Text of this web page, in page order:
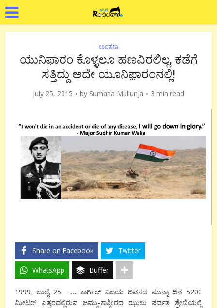
ಅಂಕಣ
ಯುನಿಫಾರಂ ಕೊಳ್ಳಲೂ ಹಣವಿರಲಿಲ್ಲ, ಕಡೆಗೆ
ಸತ್ತಿದ್ದು ಅದೇ ಯೂನಿಫ಼ಾರಂನಲ್ಲಿ!
July 25, 2015 by Sumana Mullunja 3 min read
Share on Facebook Twitter
WhatsApp Buffer
1999, ಜುಲೈ 25 …… ಕಾರ್ಗಿಲ್ ವಿಜಯ ದಿವಸದ ಮುನ್ನಾ ದಿನ 5200
ಮೀಟರ್ ಎತ್ತರದಲ್ಲಿರುವ ಜಮ್ಮು-ಕಾಶ್ಮೀರದ ಝುಲು ಪರ್ವತ ಶ್ರೇಣಿಯಲ್ಲಿ